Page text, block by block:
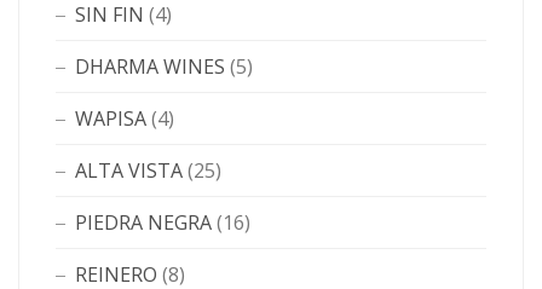
SIN FIN (4)
DHARMA WINES (5)
WAPISA(4)
ALTA VISTA(25)
PIEDRA NEGRA(16)
REINERO (8)